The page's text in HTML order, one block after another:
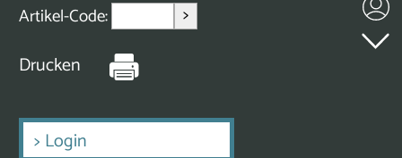
Artikel-Code: >
Drucken
> Login